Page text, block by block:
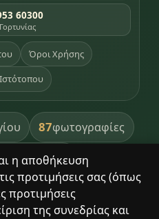
η αποθήκευση
προτιμήσεις σας (όπως
προτιμήσεις
της συνεδρίας και
60300
Όροι Χρήσης
87φωτογραφίες